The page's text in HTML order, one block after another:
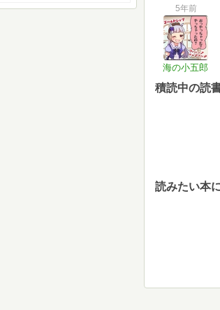
5年前
海の小五郎
積読中の読
読みたい本